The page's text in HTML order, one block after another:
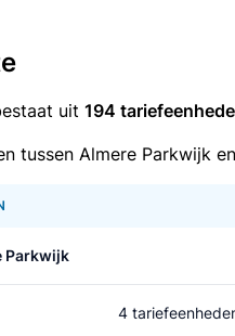
uit 194
tussen Almere Parkwijk
Parkwijk
4